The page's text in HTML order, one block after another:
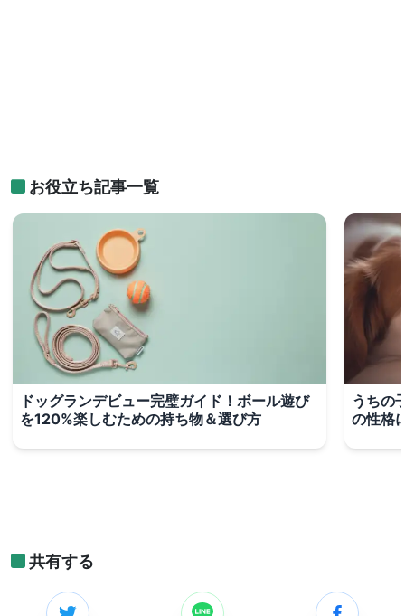
お役立ち記事一覧
ドッグランデビュー完璧ガイド！ボール遊び
を120%楽しむための持ち物＆選び方
うちの
の性格
共有する